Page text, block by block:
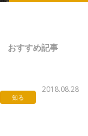
おすすめ記事
知る
2018.08.28